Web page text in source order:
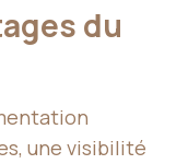
du
une visibilité